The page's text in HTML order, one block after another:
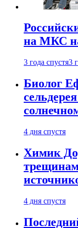
на МКС
3 года спустя3
Биолог
4 дня спустя
Химик
4 дня спустя